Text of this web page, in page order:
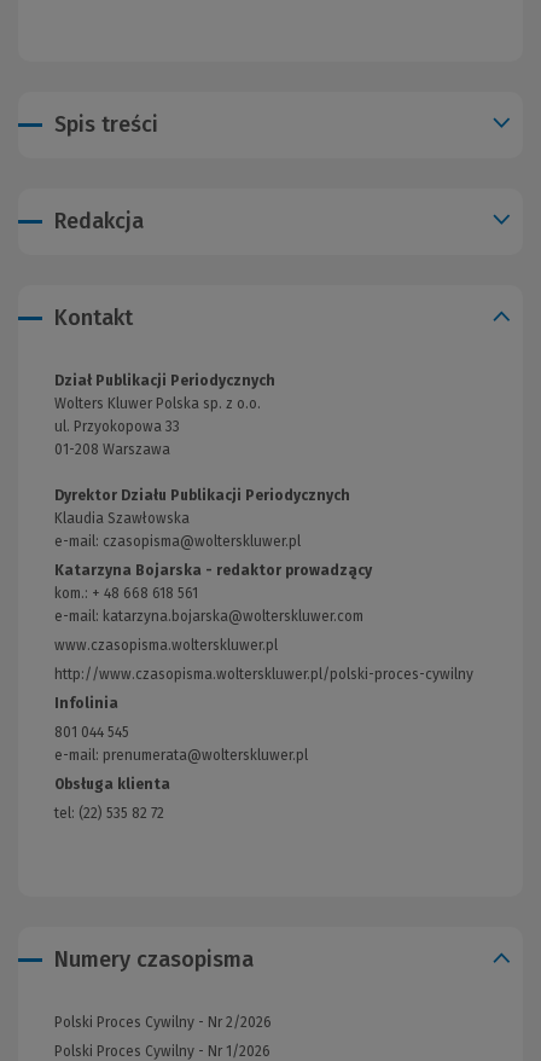
Spis treści
Redakcja
Kontakt
Dział Publikacji Periodycznych
Wolters Kluwer Polska sp. z o.o.
ul. Przyokopowa 33
01-208 Warszawa
Dyrektor Działu Publikacji Periodycznych
Klaudia Szawłowska
e-mail: czasopisma@wolterskluwer.pl
Katarzyna Bojarska - redaktor prowadzący
kom.: + 48 668 618 561
e-mail: katarzyna.bojarska@wolterskluwer.com
www.czasopisma.wolterskluwer.pl
do
http://www.czasopisma.wolterskluwer.pl/polski-proces-cywilny
Infolinia
801 044 545
e-mail: prenumerata@wolterskluwer.pl
Obsługa klienta
tel: (22) 535 82 72
Numery czasopisma
Polski Proces Cywilny - Nr 2/2026
Polski Proces Cywilny - Nr 1/2026